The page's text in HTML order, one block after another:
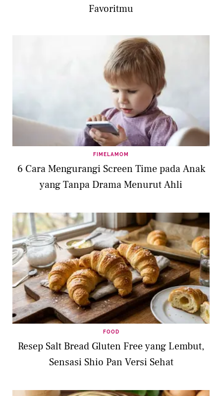
Favoritmu
FIMELAMOM
6 Cara Mengurangi Screen Time pada Anak
yang Tanpa Drama Menurut Ahli
FOOD
Resep Salt Bread Gluten Free yang Lembut,
Sensasi Shio Pan Versi Sehat